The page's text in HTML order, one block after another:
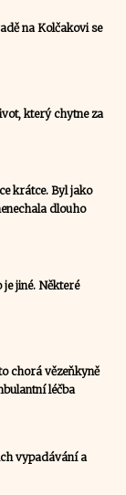
na Kolčakovi se
který chytne za
krátce. Byl jako
dlouho
jiné. Některé
chorá vězeňkyně
léčba
vypadávání a